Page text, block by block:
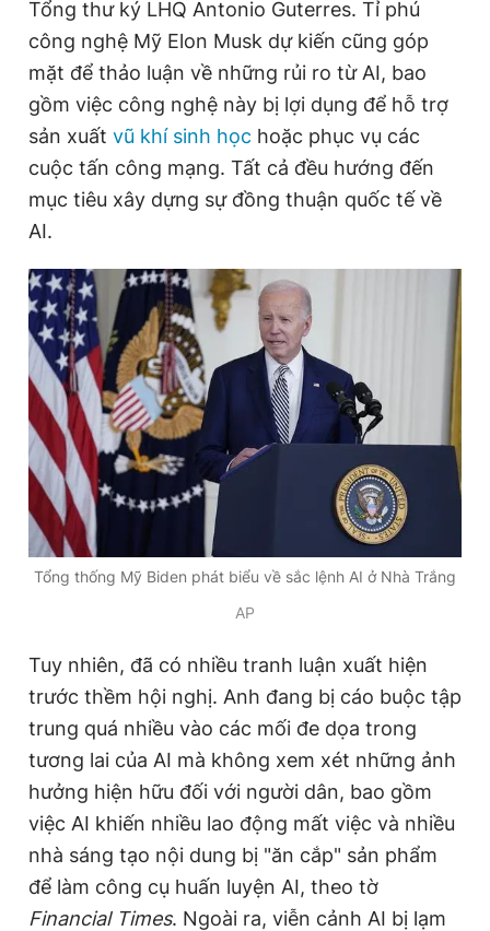
Tổng thư ký LHQ Antonio Guterres. Tỉ phú
công nghệ Mỹ Elon Musk dự kiến cũng góp
mặt để thảo luận về những rủi ro từ AI, bao
gồm việc công nghệ này bị lợi dụng để hỗ trợ
sản xuất vũ khí sinh học hoặc phục vụ các
cuộc tấn công mạng. Tất cả đều hướng đến
mục tiêu xây dựng sự đồng thuận quốc tế về
AI.
Tổng thống Mỹ Biden phát biểu về sắc lệnh AI ở Nhà Trắng
AP
Tuy nhiên, đã có nhiều tranh luận xuất hiện
trước thềm hội nghị. Anh đang bị cáo buộc tập
trung quá nhiều vào các mối đe dọa trong
tương lai của AI mà không xem xét những ảnh
hưởng hiện hữu đối với người dân, bao gồm
việc AI khiến nhiều lao động mất việc và nhiều
nhà sáng tạo nội dung bị "ăn cắp" sản phẩm
để làm công cụ huấn luyện AI, theo tờ
Financial Times. Ngoài ra, viễn cảnh AI bị lạm